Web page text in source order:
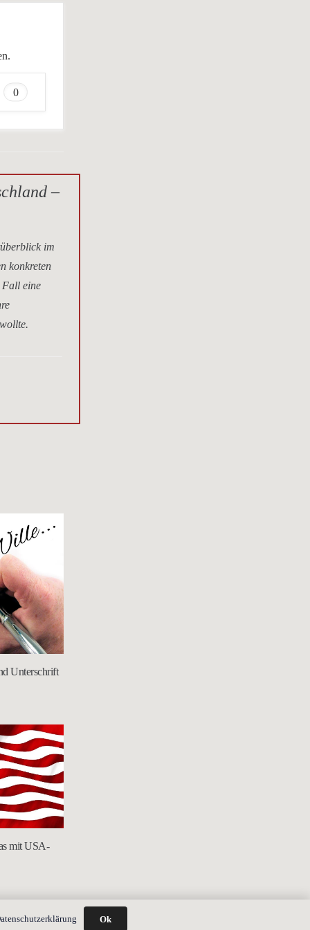
0
–
im
konkreten
Fall eine
Unterschrift
mit USA-
Ok